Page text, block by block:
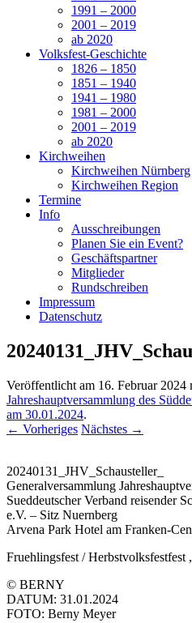
1991 – 2000
2001 – 2019
ab 2020
Volksfest-Geschichte
1826 – 1850
1851 – 1940
1941 – 1980
1981 – 2000
2001 – 2019
ab 2020
Kirchweihen
Kirchweihen Nürnberg
Kirchweihen Region
Termine
Info
Ausschreibungen
Planen Sie ein Event?
Geschäftspartner
Mitglieder
Rundschreiben
Impressum
Datenschutz
Veröffentlicht am 16. Februar 2024
Jahreshauptversammlung des
am 30.01.2024.
← Vorheriges Nächstes →
20240131_JHV_Schausteller_
Generalversammlung
Sueddeutscher Verband reisender
e.V. – Sitz Nuernberg
Arvena Park Hotel am Franken-
Fruehlingsfest / Herbstvolksfestfest
© BERNY
DATUM: 31.01.2024
FOTO: Berny Meyer